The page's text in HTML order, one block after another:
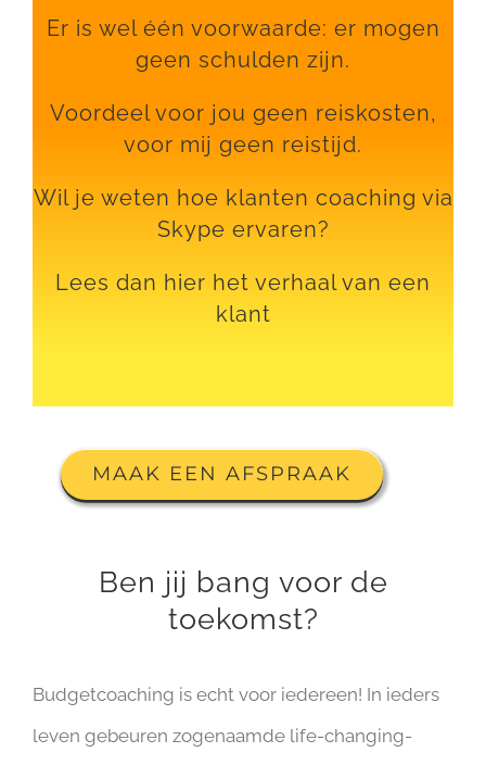
Er is wel één voorwaarde: er mogen
geen schulden zijn.
Voordeel voor jou geen reiskosten,
voor mij geen reistijd.
Wil je weten hoe klanten coaching via
Skype ervaren?
Lees dan hier het verhaal van een
klant
MAAK EEN AFSPRAAK
Ben jij bang voor de
toekomst?
Budgetcoaching is echt voor iedereen! In ieders
leven gebeuren zogenaamde life-changing-